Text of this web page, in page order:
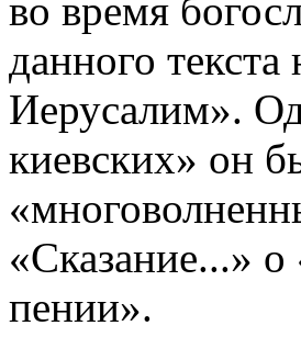
во время
данного
Иерусалим».
киевских» он
«Сказание...»
пении».